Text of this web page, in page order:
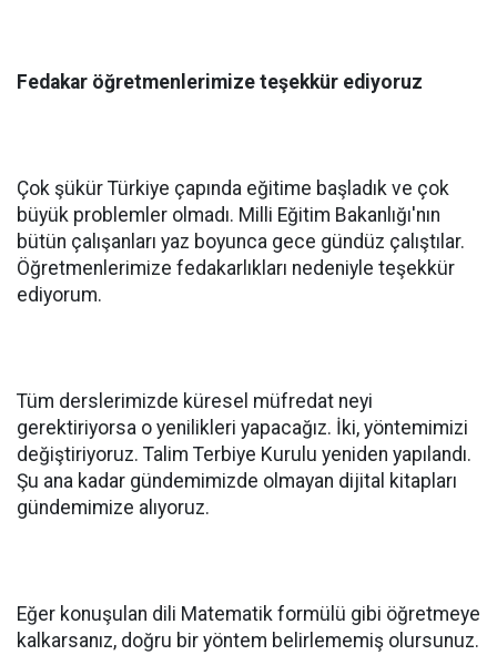
Fedakar öğretmenlerimize teşekkür ediyoruz
Çok şükür Türkiye çapında eğitime başladık ve çok
büyük problemler olmadı. Milli Eğitim Bakanlığı'nın
bütün çalışanları yaz boyunca gece gündüz çalıştılar.
Öğretmenlerimize fedakarlıkları nedeniyle teşekkür
ediyorum.
Tüm derslerimizde küresel müfredat neyi
gerektiriyorsa o yenilikleri yapacağız. İki, yöntemimizi
değiştiriyoruz. Talim Terbiye Kurulu yeniden yapılandı.
Şu ana kadar gündemimizde olmayan dijital kitapları
gündemimize alıyoruz.
Eğer konuşulan dili Matematik formülü gibi öğretmeye
kalkarsanız, doğru bir yöntem belirlememiş olursunuz.